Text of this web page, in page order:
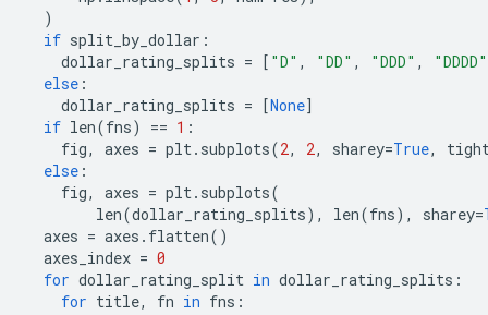
)
if split_by_dollar :
dollar_rating_splits = [ "D" , "DD" , "DDD" ,
"DDDD"
else :
dollar_rating_splits = [None]
if len(fns) == 1 :
fig, axes = plt. subplots(2, 2, sharey=True,
else :
fig, axes = plt. subplots(
len(dollar_rating_splits), len(fns), sharey=
axes = axes . flatten()
axes_index = 0
for dollar_rating_split in dollar_rating_splits :
for title, fn in fns :